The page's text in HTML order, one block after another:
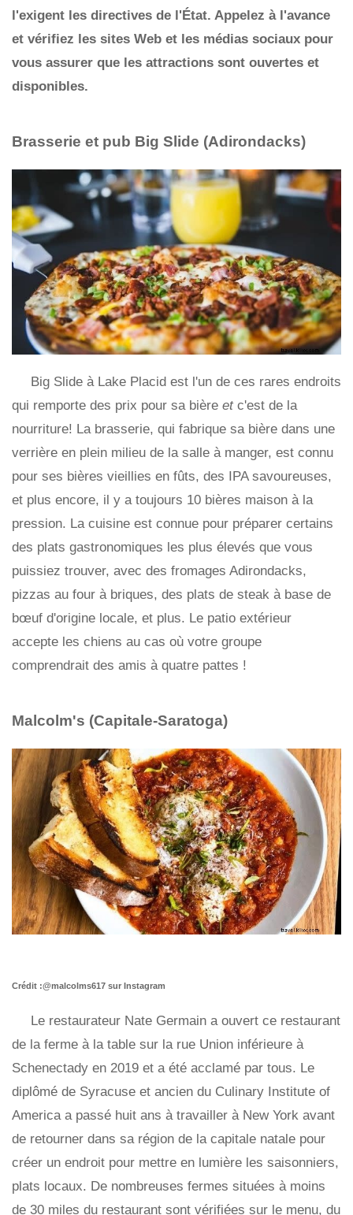
l'exigent les directives de l'État. Appelez à l'avance
et vérifiez les sites Web et les médias sociaux pour
vous assurer que les attractions sont ouvertes et
disponibles.
Brasserie et pub Big Slide (Adirondacks)
Big Slide à Lake Placid est l'un de ces rares endroits
qui remporte des prix pour sa bière et c'est de la
nourriture! La brasserie, qui fabrique sa bière dans une
verrière en plein milieu de la salle à manger, est connu
pour ses bières vieillies en fûts, des IPA savoureuses,
et plus encore, il y a toujours 10 bières maison à la
pression. La cuisine est connue pour préparer certains
des plats gastronomiques les plus élevés que vous
puissiez trouver, avec des fromages Adirondacks,
pizzas au four à briques, des plats de steak à base de
bœuf d'origine locale, et plus. Le patio extérieur
accepte les chiens au cas où votre groupe
comprendrait des amis à quatre pattes !
Malcolm's (Capitale-Saratoga)
Crédit :@malcolms617 sur Instagram
Le restaurateur Nate Germain a ouvert ce restaurant
de la ferme à la table sur la rue Union inférieure à
Schenectady en 2019 et a été acclamé par tous. Le
diplômé de Syracuse et ancien du Culinary Institute of
America a passé huit ans à travailler à New York avant
de retourner dans sa région de la capitale natale pour
créer un endroit pour mettre en lumière les saisonniers,
plats locaux. De nombreuses fermes situées à moins
de 30 miles du restaurant sont vérifiées sur le menu, du